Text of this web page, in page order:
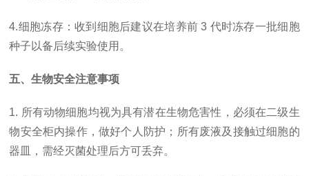
4.细胞冻存：收到细胞后建议在培养前 3 代时冻存一批细胞
种子以备后续实验使用。
五、生物安全注意事项
1. 所有动物细胞均视为具有潜在生物危害性，必须在二级生
物安全柜内操作，做好个人防护；所有废液及接触过细胞的
器皿，需经灭菌处理后方可丢弃。